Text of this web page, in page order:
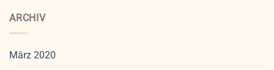
ARCHIV
März 2020